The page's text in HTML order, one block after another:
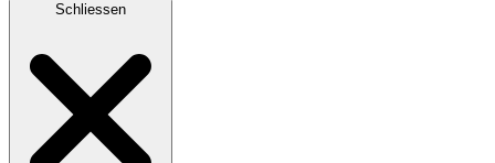
Schliessen